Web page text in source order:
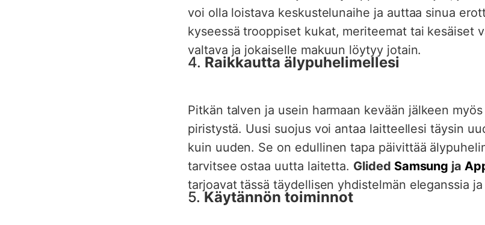
voi olla loistava keskustelunaihe ja auttaa sinua
kyseessä trooppiset kukat, meriteemat tai kesäiset
valtava ja jokaiselle makuun löytyy jotain.
4. Raikkautta älypuhelimellesi
Pitkän talven ja usein harmaan kevään jälkeen
piristystä. Uusi suojus voi antaa laitteellesi täysin
kuin uuden. Se on edullinen tapa päivittää
tarvitsee ostaa uutta laitetta. Glided Samsung ja
tarjoavat tässä täydellisen yhdistelmän eleganssia
5.Käytännön toiminnot